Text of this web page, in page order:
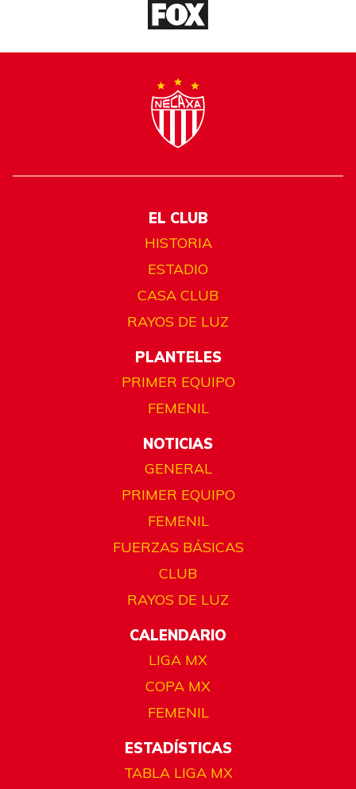
EL CLUB
HISTORIA
ESTADIO
CASA CLUB
RAYOS DE LUZ
PLANTELES
PRIMER EQUIPO
FEMENIL
NOTICIAS
GENERAL
PRIMER EQUIPO
FEMENIL
FUERZAS BÁSICAS
CLUB
RAYOS DE LUZ
CALENDARIO
LIGA MX
COPA MX
FEMENIL
ESTADÍSTICAS
TABLA LIGA MX